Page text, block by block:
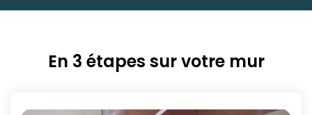
En 3 étapes sur votre mur